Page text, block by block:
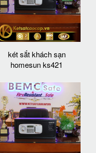
két sắt khách sạn
homesun ks421